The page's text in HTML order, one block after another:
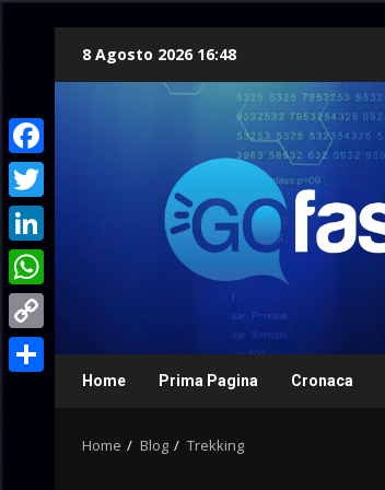
8 Agosto 2026 16:48
Home Prima Pagina Cronaca
Home Blog Trekking
Facebook
Twitter
LinkedIn
WhatsApp
Copy